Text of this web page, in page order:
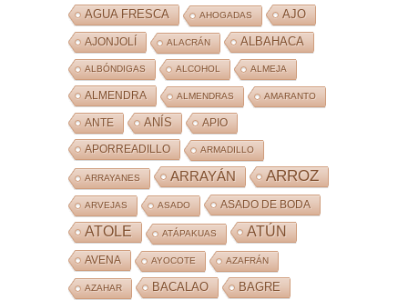
AGUA FRESCA AHOGADAS AJO
AJONJOLÍ ALACRÁN ALBAHACA
ALBÓNDIGAS ALCOHOL ALMEJA
ALMENDRA ALMENDRAS AMARANTO
ANTE ANÍS APIO
APORREADILLO ARMADILLO
ARRAYANES ARRAYÁN ARROZ
ARVEJAS ASADO ASADO DE BODA
ATOLE ATÁPAKUAS ATÚN
AVENA AYOCOTE AZAFRÁN
AZAHAR BACALAO BAGRE